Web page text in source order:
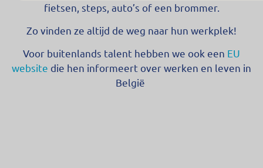
fietsen, steps, auto’s of een brommer.
Zo vinden ze altijd de weg naar hun werkplek!
Voor buitenlands talent hebben we ook een EU
website die hen informeert over werken en leven in
België